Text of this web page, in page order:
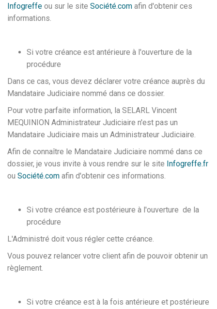
Infogreffe ou sur le site Société.com afin d'obtenir ces
informations.
Si votre créance est antérieure à l'ouverture de la
procédure
Dans ce cas, vous devez déclarer votre créance auprès du
Mandataire Judiciaire nommé dans ce dossier.
Pour votre parfaite information, la SELARL Vincent
MEQUINION Administrateur Judiciaire n'est pas un
Mandataire Judiciaire mais un Administrateur Judiciaire.
Afin de connaître le Mandataire Judiciaire nommé dans ce
dossier, je vous invite à vous rendre sur le site Infogreffe.fr
ou Société.com afin d'obtenir ces informations.
Si votre créance est postérieure à l'ouverture de la
procédure
L'Administré doit vous régler cette créance.
Vous pouvez relancer votre client afin de pouvoir obtenir un
règlement.
Si votre créance est à la fois antérieure et postérieure